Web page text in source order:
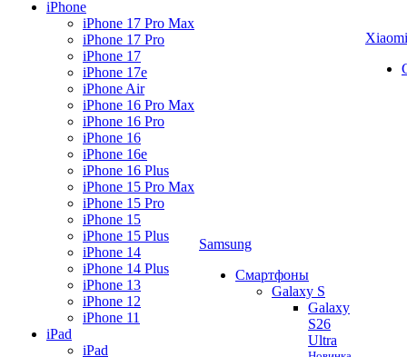
iPhone
iPhone 17 Pro Max
iPhone 17 Pro
iPhone 17
iPhone 17e
iPhone Air
iPhone 16 Pro Max
iPhone 16 Pro
iPhone 16
iPhone 16e
iPhone 16 Plus
iPhone 15 Pro Max
iPhone 15 Pro
iPhone 15
iPhone 15 Plus
iPhone 14
iPhone 14 Plus
iPhone 13
iPhone 12
iPhone 11
iPad
iPad
Samsung
Смартфоны
Galaxy S
Galaxy
S26
Ultra
Xiaomi